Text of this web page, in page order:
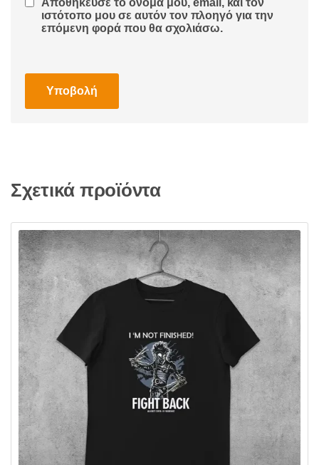
ιστότοπο μου σε αυτόν τον πλοηγό για την
επόμενη φορά που θα σχολιάσω.
Σχετικά προϊόντα